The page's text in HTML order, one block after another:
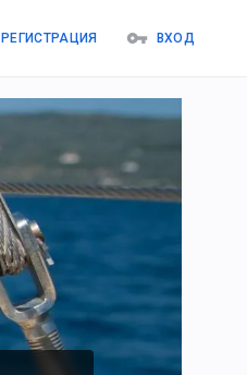
РЕГИСТРАЦИЯ ВХОД